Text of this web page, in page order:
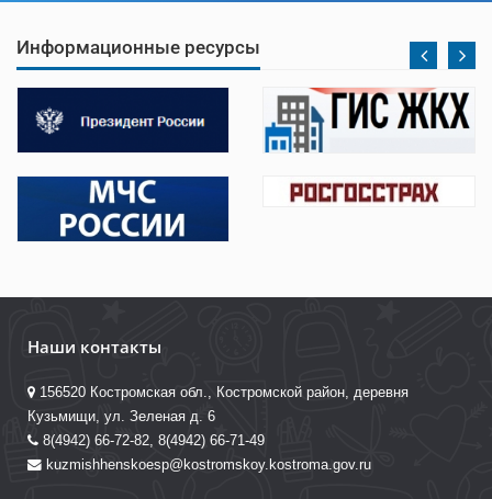
Информационные ресурсы
Наши контакты
156520 Костромская обл., Костромской район, деревня
Кузьмищи, ул. Зеленая д. 6
8(4942) 66-72-82, 8(4942) 66-71-49
kuzmishhenskoesp@kostromskoy.kostroma.gov.ru